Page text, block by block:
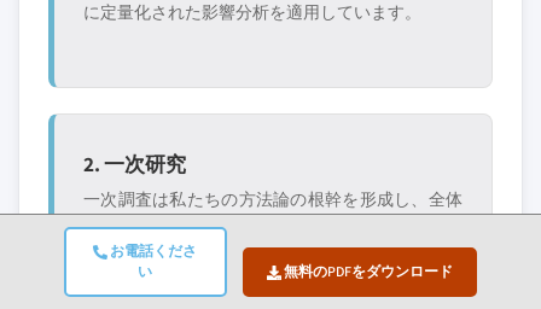
お電話くださ
い
無料のPDFをダウンロード
に定量化された影響分析を適用しています。
2. 一次研究
一次調査は私たちの方法論の根幹を形成し、全体
的な洞察の約80%を貢献しています。分析の正確
さと深さを確保するために、業界参加者との直接
的な関わりが含まれます。私たちの構造化された